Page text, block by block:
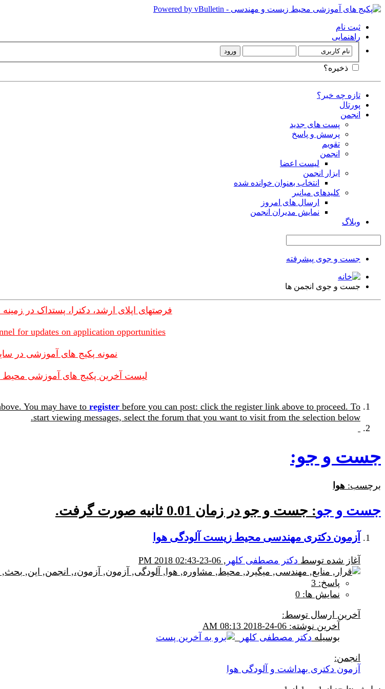
ثبت نام
راهنمایی
ذخیره؟
تازه چه خبر؟
پورتال
انجمن
پست های جدید
پرسش و پاسخ
تقویم
انجمن
لیست اعضا
ابزار انجمن
انتخاب بعنوان خوانده شده
کلیدهای میانبر
ارسال های امروز
نمایش مدیران انجمن
وبلاگ
جست و جوی پیشرفته
جست و جوی انجمن ها
فرصتهای اپلای ارشد، دکترا، پستداک در
for updates on application opportunities
نمونه پکیج های آموزشی در
لیست آخرین پکیج های آموزشی
You may have to register before you can post: click the register link above to proceed. To
start viewing messages, select the forum that you want to visit from the selection below.
جست و جو:
برچسب: هوا
جست و جو: جست و جو در زمان 0.01 ثانیه صورت گرفت.
آزمون دکتری مهندسی محیط زیست آلودگی هوا
آغاز شده توسط دکتر مصطفی کلهر , 06-23-2018 02:43 PM
پاسخ: 3
نمایش ها: 0
آخرین ارسال توسط:
آخرين نوشته: 06-24-2018
08:13 AM
بوسیله دکتر مصطفی کلهر
انجمن:
آزمون دکتری بهداشت و آلودگی هوا